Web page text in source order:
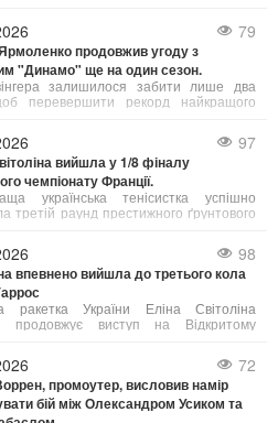
з "Аяксом" добігає кінця, може
склад "Ейндховена".
79
продовжив угоду з
"Динамо" ще на один сезон.
залишилося забити лише два
перевершити рекорд найкращого
97
вийшла у 1/8 фіналу
чемпіонату Франції.
українська тенісистка успішно
третій раунд престижного ґрунтового
98
впевнено вийшла до третього кола
ракетка України Еліна Світоліна
продовжує виступ на Відкритому
без особливих проблем розібралася з
Кейтлін Кеведо.
72
промоутер, висловив намір
бій між Олександром Усиком та